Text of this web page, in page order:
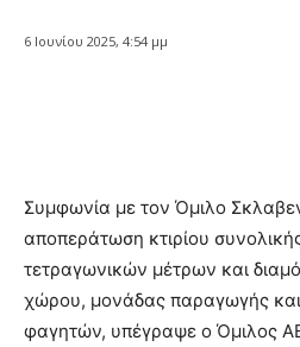
6 Ιουνίου 2025, 4:54 μμ
Συμφωνία με τον Όμιλο
αποπεράτωση κτιρίου
τετραγωνικών μέτρων και
χώρου, μονάδας παραγωγής και
φαγητών, υπέγραψε ο Όμιλος